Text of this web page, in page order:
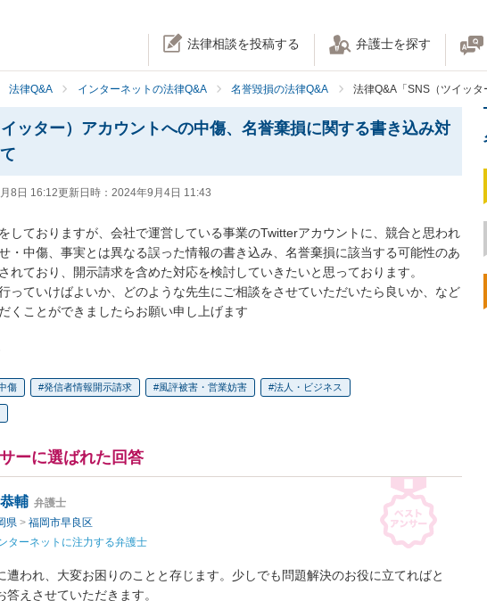
法律相談を投稿する 弁護士を探す
法律Q&A インターネットの法律Q&A 名誉毀損の法律Q&A 法律Q&A「SNS（ツイッタ
ッター）アカウントへの中傷、名誉棄損に関する書き込み対
8日 16:12更新日時： 2024年9月4日 11:43
しておりますが、会社で運営している事業のTwitterアカウントに、競合と思われ
・中傷、事実とは異なる誤った情報の書き込み、名誉棄損に該当する可能性のあ
れており、開示請求を含めた対応を検討していきたいと思っております。
っていけばよいか、どのような先生にご相談をさせていただいたら良いか、など
くことができましたらお願い申し上げます
傷 発信者情報開示請求 風評被害・営業妨害 法人・ビジネス
ーに選ばれた回答
輔 弁護士
県 > 福岡市早良区
ターネットに注力する弁護士
遭われ、大変お困りのことと存じます。少しでも問題解決のお役に立てればと
えさせていただきます。